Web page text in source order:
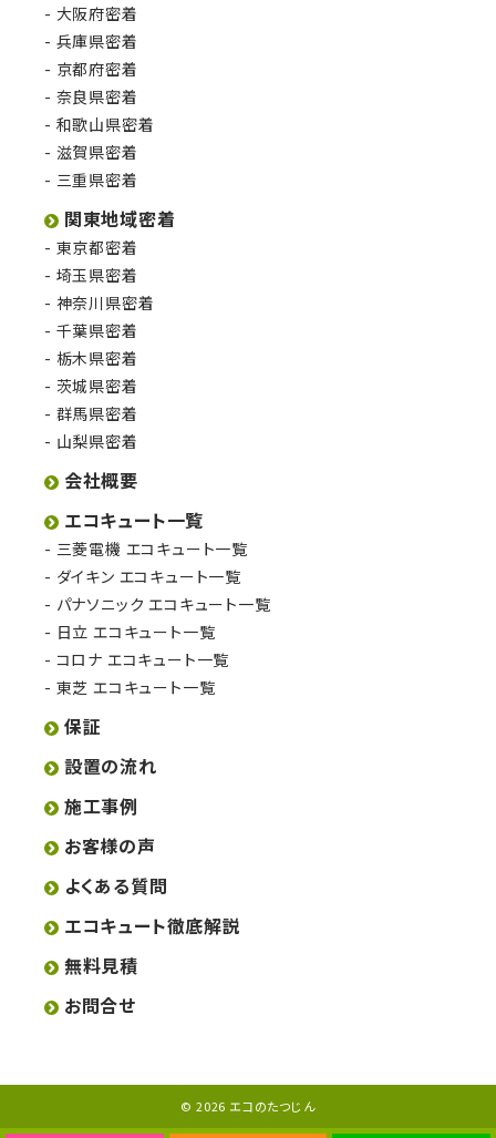
大阪府密着
兵庫県密着
京都府密着
奈良県密着
和歌山県密着
滋賀県密着
三重県密着
関東地域密着
東京都密着
埼玉県密着
神奈川県密着
千葉県密着
栃木県密着
茨城県密着
群馬県密着
山梨県密着
会社概要
エコキュート一覧
三菱電機 エコキュート一覧
ダイキン エコキュート一覧
パナソニック エコキュート一覧
日立 エコキュート一覧
コロナ エコキュート一覧
東芝 エコキュート一覧
保証
設置の流れ
施工事例
お客様の声
よくある質問
エコキュート徹底解説
無料見積
お問合せ
© 2026 エコのたつじん